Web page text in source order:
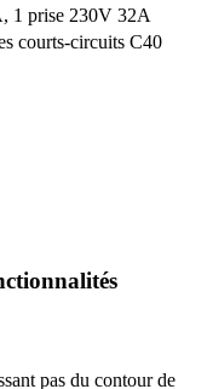
1 prise 230V 32A
courts-circuits C40
pas du contour de